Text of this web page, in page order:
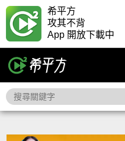
希平方
攻其不背
App 開放下載中